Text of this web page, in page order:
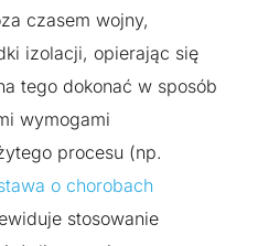
czasem wojny,
izolacji, opierając się
tego dokonać w sposób
wymogami
procesu (np.
o chorobach
stosowanie